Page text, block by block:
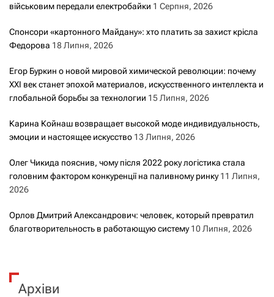
військовим передали електробайки 1 Серпня, 2026
Спонсори «картонного Майдану»: хто платить за захист крісла
Федорова 18 Липня, 2026
Егор Буркин о новой мировой химической революции: почему
XXI век станет эпохой материалов, искусственного интеллекта и
глобальной борьбы за технологии 15 Липня, 2026
Карина Койнаш возвращает высокой моде индивидуальность,
эмоции и настоящее искусство 13 Липня, 2026
Олег Чикида пояснив, чому після 2022 року логістика стала
головним фактором конкуренції на паливному ринку 11 Липня,
2026
Орлов Дмитрий Александрович: человек, который превратил
благотворительность в работающую систему 10 Липня, 2026
Архіви